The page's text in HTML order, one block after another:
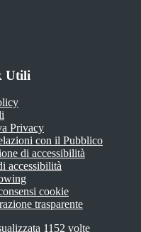
Utili
Privacy
con il Pubblico
di accessibilità
accessibilità
cookie
trasparente
1152 volte